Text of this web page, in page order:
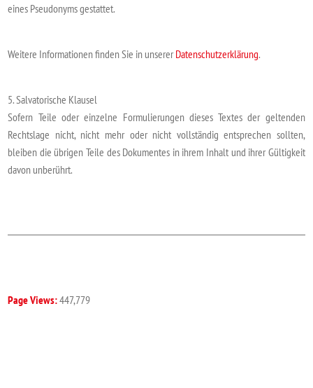
eines Pseudonyms gestattet.
Weitere Informationen finden Sie in unsererDatenschutzerklärung.
5. Salvatorische Klausel
Sofern Teile oder einzelne Formulierungen dieses Textes der geltenden
Rechtslage nicht, nicht mehr oder nicht vollständig entsprechen sollten,
bleiben die übrigen Teile des Dokumentes in ihrem Inhalt und ihrer Gültigkeit
davon unberührt.
Page Views:447,779